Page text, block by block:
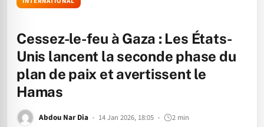
Cessez-le-feu à Gaza : Les États-
Unis lancent la seconde phase du
plan de paix et avertissent le
Hamas
Abdou Nar Dia 14 Jan 2026, 18:05 2 min